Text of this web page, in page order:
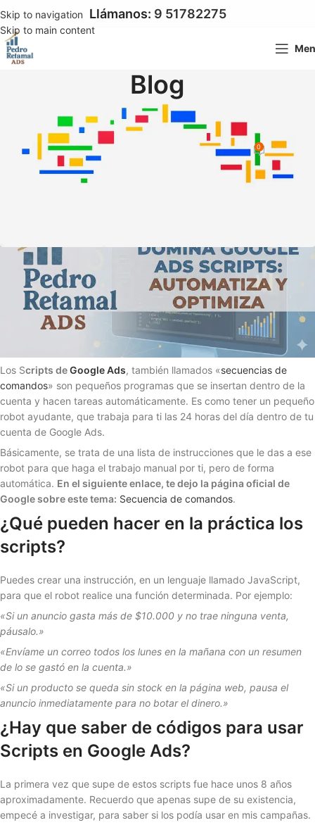
Skip to navigation
Skip to main content
Llámanos: 9 51782275
Blog
GOOGLE ADS
Scripts de Google Ads y la IA
Pedro Pablo Retamal On 23 febrero 2026 0
Los Scripts deGoogle Ads, también llamados «secuencias de
comandos» son pequeños programas que se insertan dentro de la
cuenta y hacen tareas automáticamente. Es como tener un pequeño
robot ayudante, que trabaja para ti las 24 horas del día dentro de tu
cuenta de Google Ads.
Básicamente, se trata de una lista de instrucciones que le das a ese
robot para que haga el trabajo manual por ti, pero de forma
automática. En el siguiente enlace, te dejo la página oficial de
Google sobre este tema: Secuencia de comandos.
¿Qué pueden hacer en la práctica los
scripts?
Puedes crear una instrucción, en un lenguaje llamado JavaScript,
para que el robot realice una función determinada. Por ejemplo:
«Si un anuncio gasta más de $10.000 y no trae ninguna venta,
páusalo.»
«Envíame un correo todos los lunes en la mañana con un resumen
de lo se gastó en la cuenta.»
«Si un producto se queda sin stock en la página web, pausa el
anuncio inmediatamente para no botar el dinero.»
¿Hay que saber de códigos para usar
Scripts en Google Ads?
La primera vez que supe de estos scripts fue hace unos 8 años
aproximadamente. Recuerdo que apenas supe de su existencia,
empecé a investigar, para saber si los podía usar en mis campañas.